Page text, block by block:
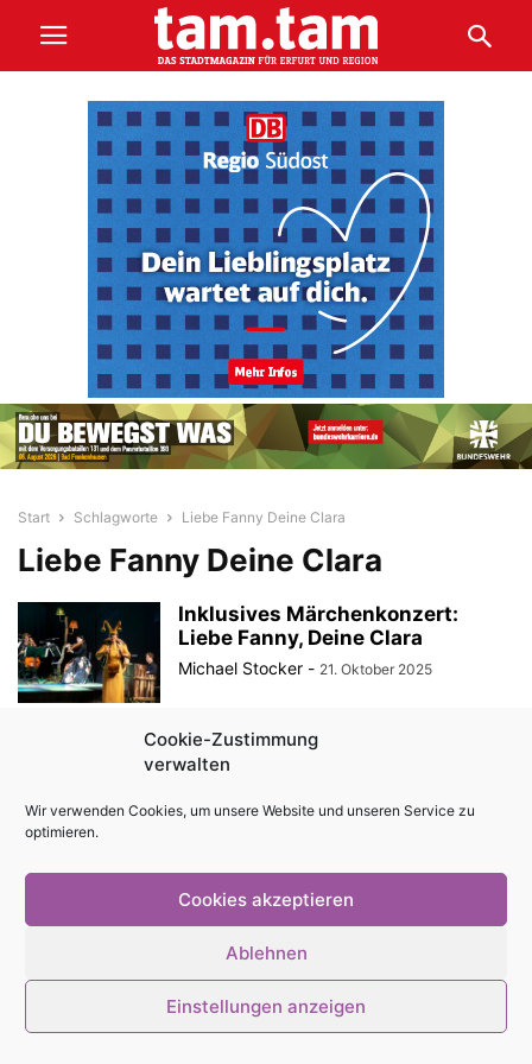
Cookie-Zustimmung
verwalten
Wir verwenden Cookies, um unsere Website und unseren Service zu
optimieren.
Cookies akzeptieren
Ablehnen
Einstellungen anzeigen
Start Schlagworte Liebe Fanny Deine Clara
Liebe Fanny Deine Clara
Inklusives Märchenkonzert:
Liebe Fanny, Deine Clara
Michael Stocker - 21. Oktober 2025
© Stadtmagazin tam.tam 2026